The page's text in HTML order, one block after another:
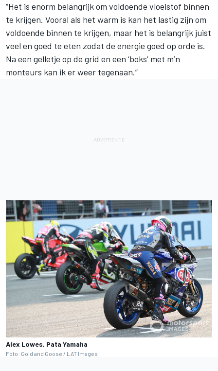
“Het is enorm belangrijk om voldoende vloeistof binnen
te krijgen. Vooral als het warm is kan het lastig zijn om
voldoende binnen te krijgen, maar het is belangrijk juist
veel en goed te eten zodat de energie goed op orde is.
Na een gelletje op de grid en een ‘boks’ met m’n
monteurs kan ik er weer tegenaan.”
Alex Lowes, Pata Yamaha
Foto: Gold and Goose / LAT Images